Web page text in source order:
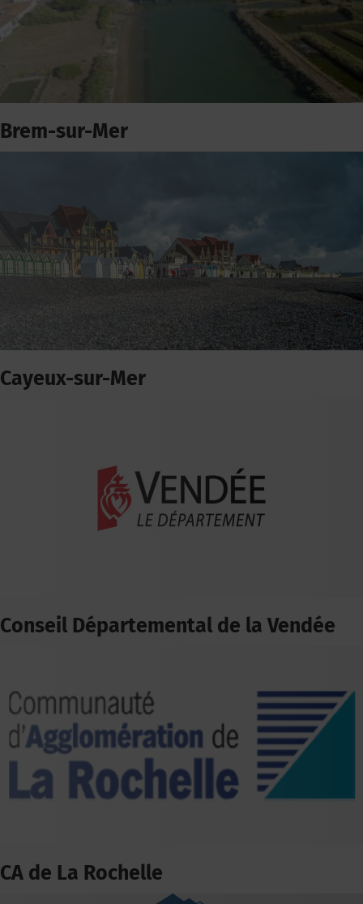
Brem-sur-Mer
Cayeux-sur-Mer
Conseil Départemental de la Vendée
CA de La Rochelle